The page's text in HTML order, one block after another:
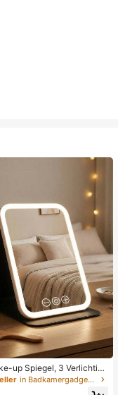
up Spiegel, 3 Verlichting
Helderheid, Draa
Ontwerp, Geschikt
in Badkamergadgets die favoriet zijn bij klanten B